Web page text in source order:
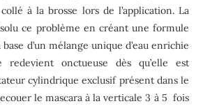
à la brosse lors de l’application. La
ce problème en créant une formule
d’un mélange unique d’eau enrichie
onctueuse dès qu’elle est
cylindrique exclusif présent dans le
le mascara à la verticale 3 à 5 fois